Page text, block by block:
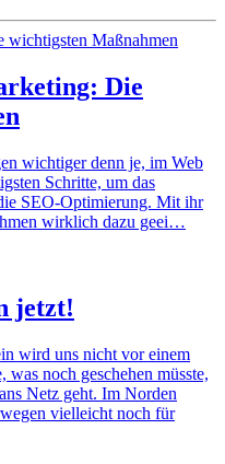
Die
wichtiger denn je, im Web
Schritte, um das
SEO-Optimierung. Mit ihr
wirklich dazu geei…
jetzt!
wird uns nicht vor einem
noch geschehen müsste,
Netz geht. Im Norden
vielleicht noch für